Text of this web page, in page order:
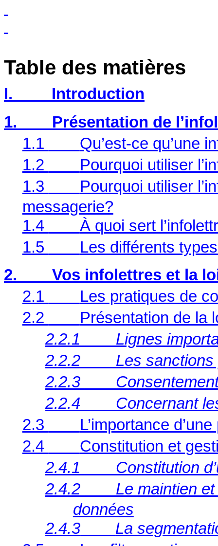
Table des matières
I.
Introduction
1.
Présentation de
1.1
Qu’est-ce qu’une
1.2
Pourquoi utiliser
1.3
Pourquoi utiliser
messagerie?
1.4
À quoi sert
1.5
Les différents
2.
Vos infolettres et la
2.1
Les pratiques de
2.2
Présentation de la
2.2.1
Lignes
2.2.2
Les
2.2.3
2.2.4
Concernant
2.3
L’importance
2.4
Constitution et
2.4.1
Constitution
2.4.2
Le maintien
données
2.4.3
La